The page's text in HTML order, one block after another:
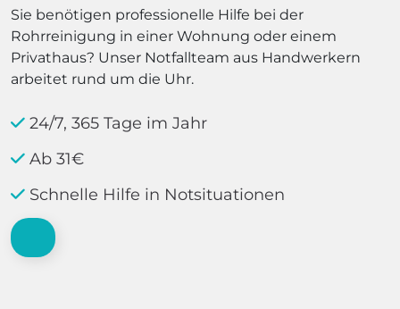
Sie benötigen professionelle Hilfe bei der
Rohrreinigung in einer Wohnung oder einem
Privathaus? Unser Notfallteam aus Handwerkern
arbeitet rund um die Uhr.
24/7, 365 Tage im Jahr
Ab 31€
Schnelle Hilfe in Notsituationen